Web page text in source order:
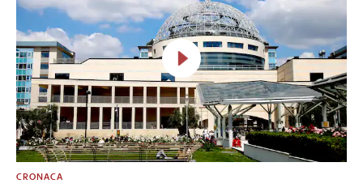
CRONACA